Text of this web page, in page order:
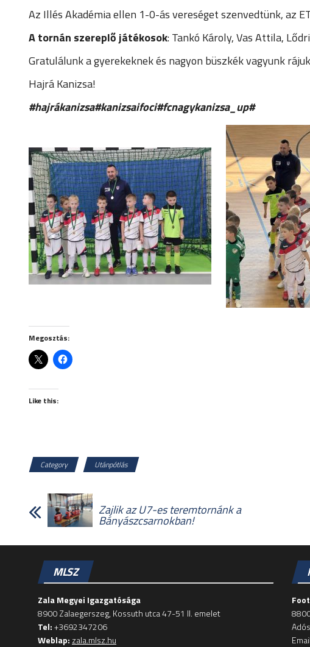
Az Illés Akadémia ellen 1-0-ás vereséget szenvedtünk, az
A tornán szereplő játékosok: Tankó Károly, Vas Attila,
Gratulálunk a gyerekeknek és nagyon büszkék vagyunk
Hajrá Kanizsa!
#hajrákanizsa#kanizsaifoci#fcnagykanizsa_up#
Megosztás:
Like this:
Category Utánpótlás
Zajlik az U7-es teremtornánk a
Bányászcsarnokban!
MLSZ
Zala Megyei Igazgatósága
8900 Zalaegerszeg, Kossuth utca 47-51 II. emelet
Tel:+3692347206
Weblap: zala.mlsz.hu